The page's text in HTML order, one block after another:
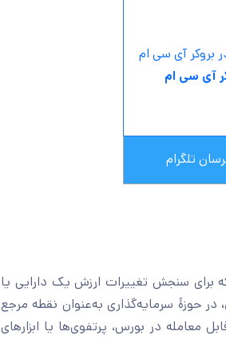
بروکر آی سی ام
آی سی ام
تلگرام
برای سنجش تغییرات ارزش یک دارایی یا
در حوزۀ سرمایه‌گذاری به‌عنوان نقطه مرجع
معامله در بورس، پرتفوی‌ها یا ابزارهای